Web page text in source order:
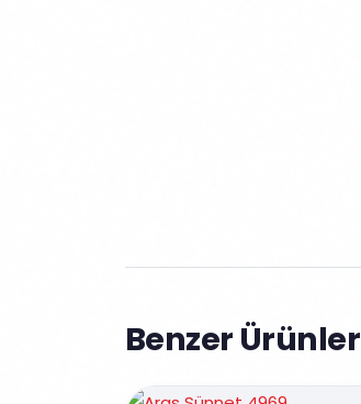
Benzer Ürünler